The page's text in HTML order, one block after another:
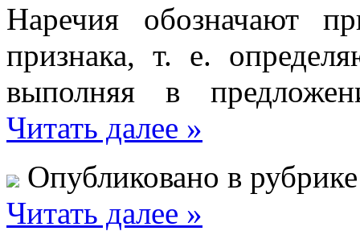
Наречия обозначают
признака, т. е.
выполняя в
Читать далее »
Опубликовано в
Читать далее »